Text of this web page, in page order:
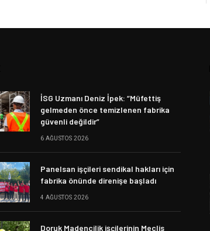
İSG Uzmanı Deniz İpek: “Müfettiş
gelmeden önce temizlenen fabrika
güvenli değildir”
6 AĞUSTOS 2026
Panelsan işçileri sendikal hakları için
fabrika önünde direnişe başladı
4 AĞUSTOS 2026
Doruk Madencilik işçilerinin Meclis